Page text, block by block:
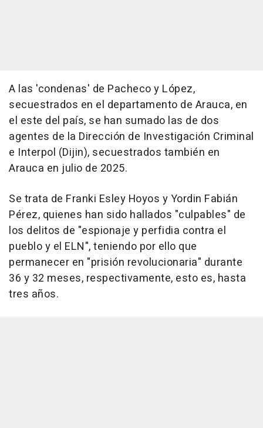
A las 'condenas' de Pacheco y López,
secuestrados en el departamento de Arauca, en
el este del país, se han sumado las de dos
agentes de la Dirección de Investigación Criminal
e Interpol (Dijin), secuestrados también en
Arauca en julio de 2025.
Se trata de Franki Esley Hoyos y Yordin Fabián
Pérez, quienes han sido hallados "culpables" de
los delitos de "espionaje y perfidia contra el
pueblo y el ELN", teniendo por ello que
permanecer en "prisión revolucionaria" durante
36 y 32 meses, respectivamente, esto es, hasta
tres años.